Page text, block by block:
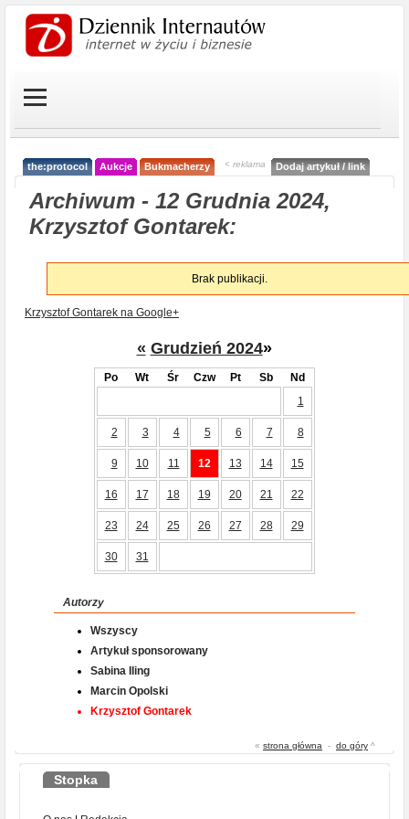
the:protocol Aukcje Bukmacherzy < reklama Dodaj artykuł / link
Archiwum - 12 Grudnia 2024,
Krzysztof Gontarek:
Brak publikacji.
Krzysztof Gontarek na Google+
« Grudzień 2024»
Po Wt Śr Czw Pt Sb
Nd
1
2 3 4 5 6 7 8
9 10 11 12 13 14 15
16 17 18 19 20 21 22
23 24 25 26 27 28 29
30 31
Autorzy
Wszyscy
Artykuł sponsorowany
Sabina Iling
Marcin Opolski
Krzysztof Gontarek
« strona główna - do góry ^
Stopka